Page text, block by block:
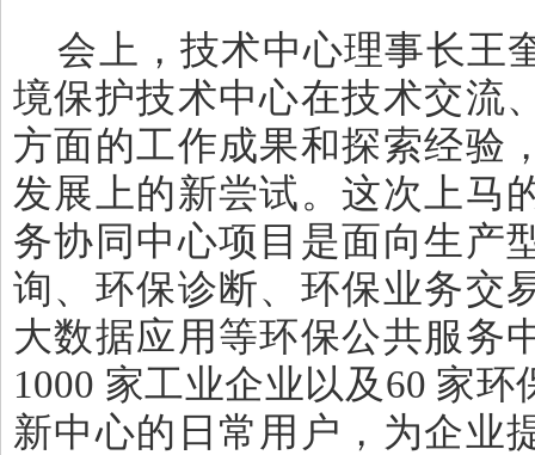
会上，技术中心理事长王
境保护技术中心在技术交流
方面的工作成果和探索经验
发展上的新尝试。这次上马
务协同中心项目是面向生产
询、环保诊断、环保业务交
大数据应用等环保公共服务
1000 家工业企业以及 60 家环
新中心的日常用户，为企业